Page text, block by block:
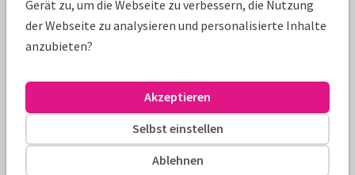
Gerät zu, um die Webseite zu verbessern, die Nutzung
der Webseite zu analysieren und personalisierte Inhalte
anzubieten?
Ablehnen
Selbst einstellen
Akzeptieren